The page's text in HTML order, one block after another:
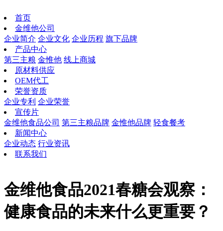
首页
金维他公司
企业简介 企业文化 企业历程 旗下品牌
产品中心
第三主粮 金惟他 线上商城
原材料供应
OEM代工
荣誉资质
企业专利 企业荣誉
宣传片
金维他食品公司 第三主粮品牌 金惟他品牌 轻食餐考
新闻中心
企业动态 行业资讯
联系我们
金维他食品2021春糖会观察：
健康食品的未来什么更重要？